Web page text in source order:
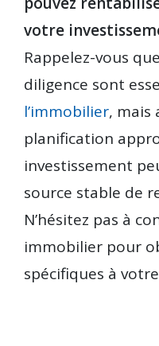
votre
Rappelez-vous
diligence sont
l’immobilier, mais
planification
investissement
source stable de
N’hésitez pas à
immobilier pour
spécifiques à